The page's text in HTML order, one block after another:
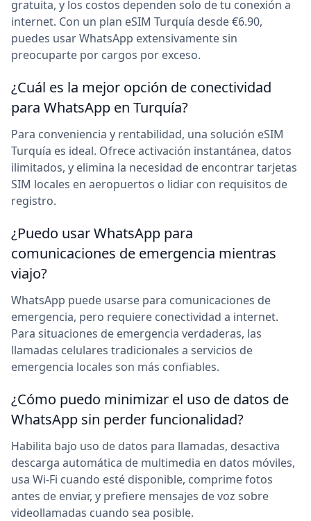
gratuita, y los costos dependen solo de tu conexión a
internet. Con un plan eSIM Turquía desde €6.90,
puedes usar WhatsApp extensivamente sin
preocuparte por cargos por exceso.
¿Cuál es la mejor opción de conectividad
para WhatsApp en Turquía?
Para conveniencia y rentabilidad, una solución eSIM
Turquía es ideal. Ofrece activación instantánea, datos
ilimitados, y elimina la necesidad de encontrar tarjetas
SIM locales en aeropuertos o lidiar con requisitos de
registro.
¿Puedo usar WhatsApp para
comunicaciones de emergencia mientras
viajo?
WhatsApp puede usarse para comunicaciones de
emergencia, pero requiere conectividad a internet.
Para situaciones de emergencia verdaderas, las
llamadas celulares tradicionales a servicios de
emergencia locales son más confiables.
¿Cómo puedo minimizar el uso de datos de
WhatsApp sin perder funcionalidad?
Habilita bajo uso de datos para llamadas, desactiva
descarga automática de multimedia en datos móviles,
usa Wi-Fi cuando esté disponible, comprime fotos
antes de enviar, y prefiere mensajes de voz sobre
videollamadas cuando sea posible.